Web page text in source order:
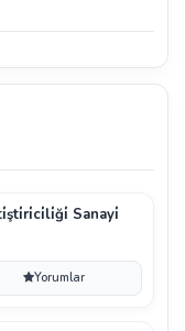
Sanayi̇
Yorumlar